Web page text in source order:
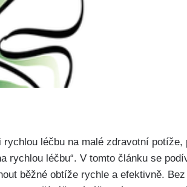
léčbu na malé‍ zdravotní
rychlou léčbu“. V tomto článku se
běžné obtíže rychle a efektivně.